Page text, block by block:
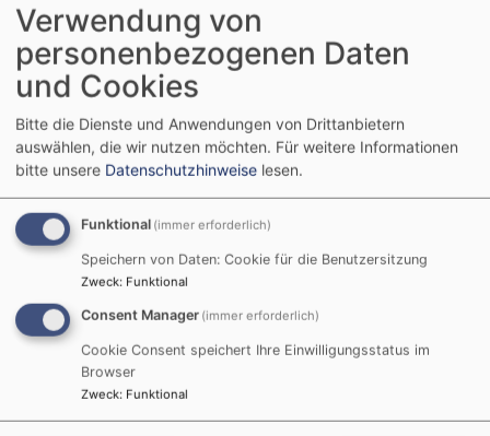
Wie geht der Eintritt vor sich?
Sie füllen ein Anmeldeformular mit Ihren
persönlichen Daten aus. Sie können an einem
Gottesdienst mit Abendmahl teilnehmen; dies
symbolisiert den geistlichen Teil des Eintritts.
Was ist, wenn ich nicht getauft bin?
Dann geschieht Ihr Eintritt durch die Taufe. Auch sie
wird durch ein Gespräch (oder mehrere) mit der
Pfarrerin vorbereitet.
Was kostet der Eintritt in die Kirche?
Verwendung von
personenbezogenen Daten
und Cookies
Bitte die Dienste und Anwendungen von Drittanbietern
auswählen, die wir nutzen möchten. Für weitere Informationen
bitte unsere Datenschutzhinweise lesen.
Funktional (immer erforderlich)
Speichern von Daten: Cookie für die Benutzersitzung
Zweck: Funktional
Consent Manager (immer erforderlich)
Cookie Consent speichert Ihre Einwilligungsstatus im
Browser
Zweck: Funktional